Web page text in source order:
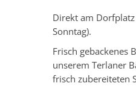
Direkt am
Sonntag).
Frisch gebackenes
unserem Terlaner
frisch zubereiteten